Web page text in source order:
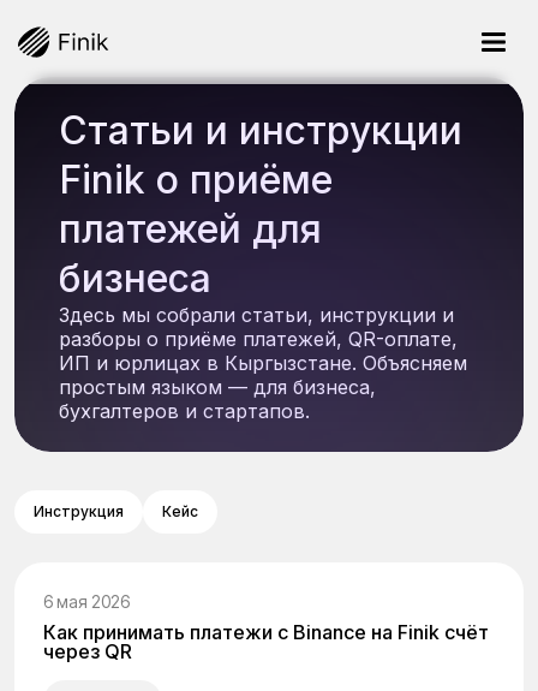
Статьи и инструкции
Finik о приёме
платежей для
бизнеса
Здесь мы собрали статьи, инструкции и
разборы о приёме платежей, QR-оплате,
ИП и юрлицах в Кыргызстане. Объясняем
простым языком — для бизнеса,
бухгалтеров и стартапов.
Инструкция Кейс
6 мая 2026
Как принимать платежи с Binance на Finik счёт
через QR